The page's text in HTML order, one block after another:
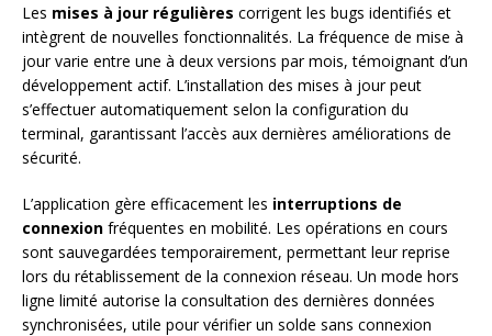
Les mises à jour régulières corrigent les bugs identifiés et
intègrent de nouvelles fonctionnalités. La fréquence de mise à
jour varie entre une à deux versions par mois, témoignant d’un
développement actif. L’installation des mises à jour peut
s’effectuer automatiquement selon la configuration du
terminal, garantissant l’accès aux dernières améliorations de
sécurité.
L’application gère efficacement les interruptions de
connexion fréquentes en mobilité. Les opérations en cours
sont sauvegardées temporairement, permettant leur reprise
lors du rétablissement de la connexion réseau. Un mode hors
ligne limité autorise la consultation des dernières données
synchronisées, utile pour vérifier un solde sans connexion